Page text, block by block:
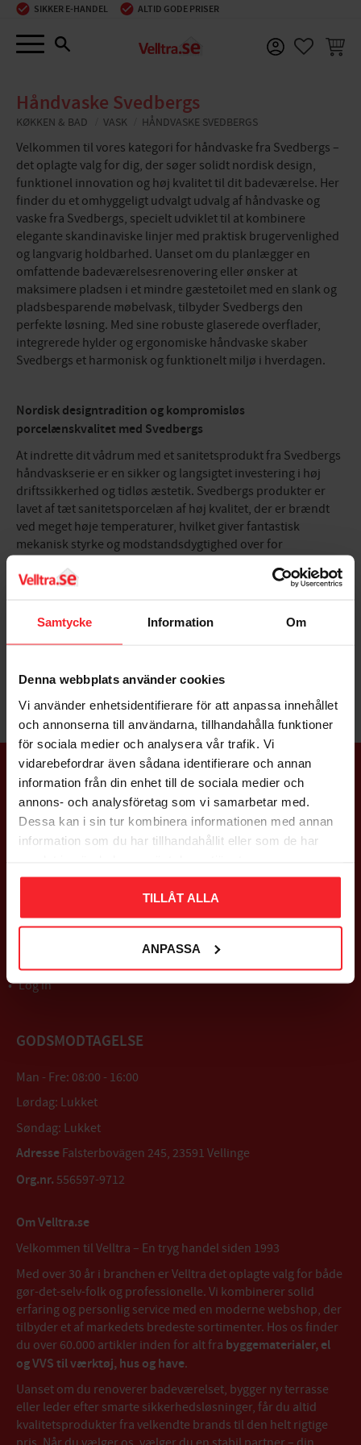
Samtycke Information Om
Denna webbplats använder cookies
Vi använder enhetsidentifierare för att anpassa innehållet
och annonserna till användarna, tillhandahålla funktioner
för sociala medier och analysera vår trafik. Vi
vidarebefordrar även sådana identifierare och annan
information från din enhet till de sociala medier och
annons- och analysföretag som vi samarbetar med.
Dessa kan i sin tur kombinera informationen med annan
information som du har tillhandahållit eller som de har
TILLÅT ALLA
ANPASSA
Menu
SIKKER E-HANDEL ALTID GODE PRISER
Håndvaske Svedbergs
KØKKEN & BAD VASK HÅNDVASKE SVEDBERGS
Velkommen til vores kategori for håndvaske fra Svedbergs –
det oplagte valg for dig, der søger solidt nordisk design,
funktionel innovation og høj kvalitet til dit badeværelse. Her
finder du et omhyggeligt udvalgt udvalg af håndvaske og
vaske fra Svedbergs, specielt udviklet til at kombinere
elegante skandinaviske linjer med praktisk brugervenlighed
og langvarig holdbarhed. Uanset om du planlægger en
omfattende badeværelsesrenovering eller ønsker at
maksimere pladsen i et mindre gæstetoilet med en slank og
pladsbesparende møbelvask, tilbyder Svedbergs den
perfekte løsning. Med sine robuste glaserede overflader,
integrerede hylder og ergonomiske håndvaske skaber
Svedbergs et harmonisk og funktionelt miljø i hverdagen.
Nordisk designtradition og kompromisløs
porcelænskvalitet med Svedbergs
At indrette dit vådrum med et sanitetsprodukt fra Svedbergs
håndvaskserie er en sikker og langsigtet investering i høj
driftssikkerhed og tidløs æstetik. Svedbergs produkter er
lavet af tæt sanitetsporcelæn af høj kvalitet, der er brændt
ved meget høje temperaturer, hvilket giver fantastisk
mekanisk styrke og modstandsdygtighed over for
overflade fungerer som en effektiv barriere, der afviser
utrolig nem, reducerer brugen af skrappe kemikalier og
sikrer, at din håndvask bevarer sin smukke, højglansfinish og
høje modstandsdygtighed over for ridser gennem årtiers
QUICK LINKS
About us
Questions & Answers
News
Terms of purchase
Privacy Policy
Complaints and returns
Satisfied with your order?
Log in
GODSMODTAGELSE
Man - Fre: 08:00 - 16:00
Lørdag: Lukket
Søndag: Lukket
Adresse Falsterbovägen 245, 23591 Vellinge
Org.nr. 556597-9712
Om Velltra.se
Velkommen til Velltra – En tryg handel siden 1993
Med over 30 år i branchen er Velltra det oplagte valg for både
gør-det-selv-folk og professionelle. Vi kombinerer solid
erfaring og personlig service med en moderne webshop, der
tilbyder et af markedets bredeste sortimenter. Hos os finder
du over 60.000 artikler inden for alt fra byggematerialer, el
og VVS til værktøj, hus og have.
Uanset om du renoverer badeværelset, bygger ny terrasse
eller leder efter smarte sikkerhedsløsninger, får du altid
kvalitetsprodukter fra velkendte brands til den helt rigtige